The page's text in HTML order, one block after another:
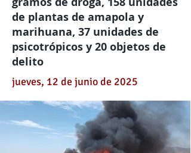
de plantas de amapola y
marihuana, 37 unidades de
psicotrópicos y 20 objetos de
delito
jueves, 12 de junio de 2025